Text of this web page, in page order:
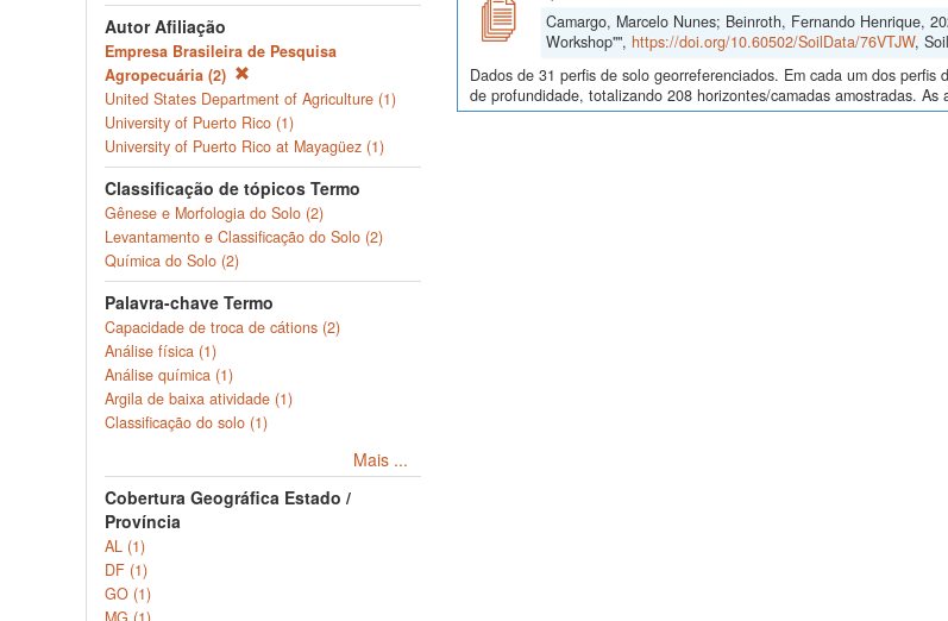
Autor Afiliação
Empresa Brasileira de Pesquisa
Agropecuária (2)
United States Department of Agriculture (1)
University of Puerto Rico (1)
University of Puerto Rico at Mayagüez (1)
Classificação de tópicos Termo
Gênese e Morfologia do Solo (2)
Levantamento e Classificação do Solo (2)
Química do Solo (2)
Palavra-chave Termo
Capacidade de troca de cátions (2)
Análise física (1)
Análise química (1)
Argila de baixa atividade (1)
Classificação do solo (1)
Mais ...
Cobertura Geográfica Estado /
Província
AL (1)
DF (1)
GO (1)
Camargo, Marcelo Nunes; Beinroth, Fernando Henrique,
Workshop"", https://doi.org/10.60502/SoilData/76VTJW,
Dados de 31 perfis de solo georreferenciados. Em cada um dos
de profundidade, totalizando 208 horizontes/camadas amostradas.